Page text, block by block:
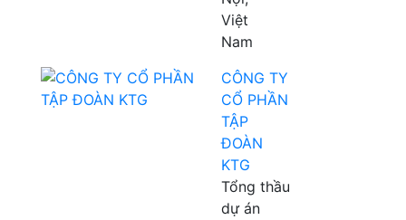
Việt
Nam
CÔNG TY
CỔ PHẦN
TẬP
ĐOÀN
KTG
Tổng thầu
dự án